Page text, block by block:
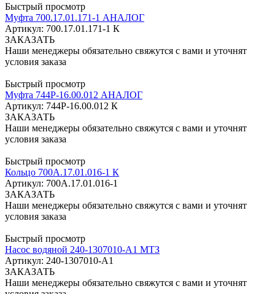
Быстрый просмотр
Муфта 700.17.01.171-1 АНАЛОГ
Артикул: 700.17.01.171-1 К
ЗАКАЗАТЬ
Наши менеджеры обязательно свяжутся с вами и уточнят
условия заказа
Быстрый просмотр
Муфта 744Р-16.00.012 АНАЛОГ
Артикул: 744Р-16.00.012 К
ЗАКАЗАТЬ
Наши менеджеры обязательно свяжутся с вами и уточнят
условия заказа
Быстрый просмотр
Кольцо 700А.17.01.016-1 К
Артикул: 700А.17.01.016-1
ЗАКАЗАТЬ
Наши менеджеры обязательно свяжутся с вами и уточнят
условия заказа
Быстрый просмотр
Насос водяной 240-1307010-А1 МТЗ
Артикул: 240-1307010-А1
ЗАКАЗАТЬ
Наши менеджеры обязательно свяжутся с вами и уточнят